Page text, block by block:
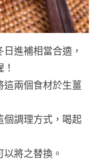
進補相當合適，
這兩個食材於生薑
個調理方式，喝起
將之替換。